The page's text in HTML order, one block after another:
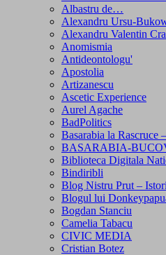
Albastru de…
Alexandru Ursu-
Alexandru Valentin
Anomismia
Antideontologu'
Apostolia
Artizanescu
Ascetic Experience
Aurel Agache
BadPolitics
Basarabia la Rascruce
BASARABIA-
Biblioteca Digitala
Bindiribli
Blog Nistru Prut –
Blogul lui
Bogdan Stanciu
Camelia Tabacu
CIVIC MEDIA
Cristian Botez